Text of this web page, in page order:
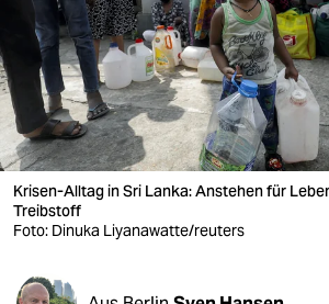
nord
wahrheit
verlag
verlag
veranstaltungen
Krisen-Alltag in Sri Lanka: Anstehen für
Treibstoff
Foto: Dinuka Liyanawatte/reuters